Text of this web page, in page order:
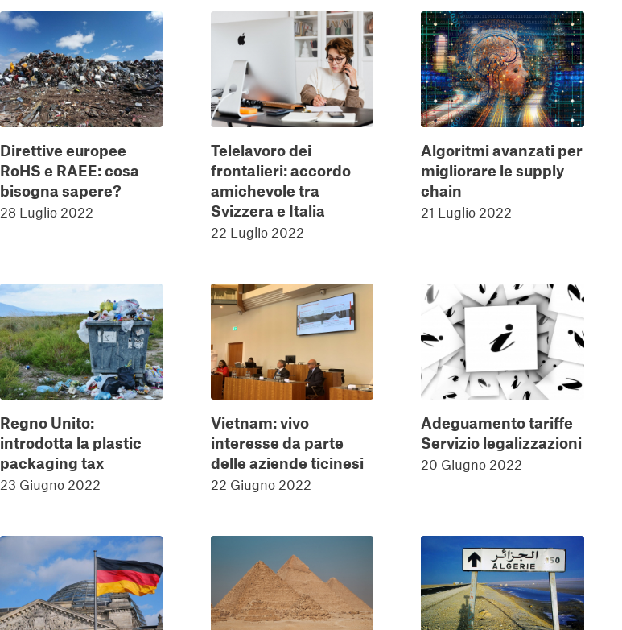
Direttive europee
RoHS e RAEE: cosa
bisogna sapere?
28 Luglio 2022
Telelavoro dei
frontalieri: accordo
amichevole tra
Svizzera e Italia
22 Luglio 2022
Algoritmi avanzati per
migliorare le supply
chain
21 Luglio 2022
Regno Unito:
introdotta la plastic
packaging tax
23 Giugno 2022
Vietnam: vivo
interesse da parte
delle aziende ticinesi
22 Giugno 2022
Adeguamento tariffe
Servizio legalizzazioni
20 Giugno 2022